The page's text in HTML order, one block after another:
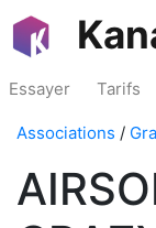
Essayer Tarifs
Associations /